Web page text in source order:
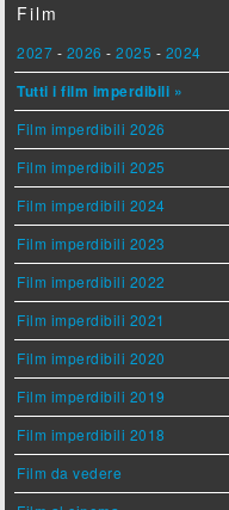
Film
2027 - 2026 -2025 - 2024
Tutti i film imperdibili »
Film imperdibili 2026
Film imperdibili 2025
Film imperdibili 2024
Film imperdibili 2023
Film imperdibili 2022
Film imperdibili 2021
Film imperdibili 2020
Film imperdibili 2019
Film imperdibili 2018
Film da vedere